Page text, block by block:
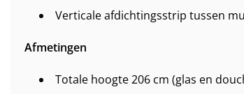
Verticale afdichtingsstrip tussen
Afmetingen
Totale hoogte 206 cm (glas en